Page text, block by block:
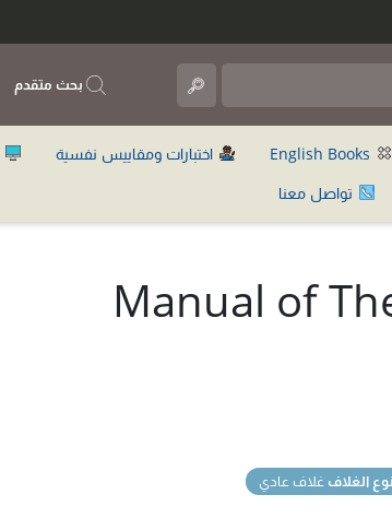
بحث متقدم
اختبارات ومقاييس نفسية
تواصل معنا
Manual of
نوع الغلاف غلاف عادي